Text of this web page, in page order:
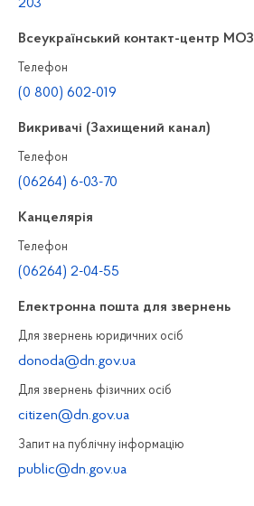
203
Всеукраїнський контакт-центр МОЗ
Телефон
(0 800) 602-019
Викривачі (Захищений канал)
Телефон
(06264) 6-03-70
Канцелярiя
Телефон
(06264) 2-04-55
Електронна пошта для звернень
Для звернень юридичних осiб
donoda@dn.gov.ua
Для звернень фізичних осiб
citizen@dn.gov.ua
Запит на публiчну інформацiю
public@dn.gov.ua